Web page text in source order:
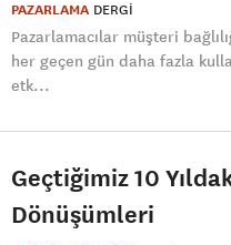
PAZARLAMA DERGI
Pazarlamacılar müşteri
her geçen gün daha fazla
etk...
Geçtiğimiz 10
Dönüşümleri